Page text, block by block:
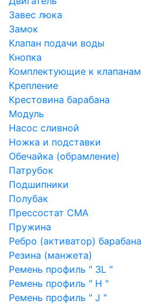
Завес люка
Замок
Клапан подачи воды
Кнопка
Комплектующие к клапанам
Крепление
Крестовина барабана
Модуль
Насос сливной
Ножка и подставки
Обечайка (обрамление)
Патрубок
Подшипники
Полубак
Прессостат СМА
Пружина
Ребро (активатор) барабана
Резина (манжета)
Ремень профиль " 3L "
Ремень профиль " H "
Ремень профиль " J "